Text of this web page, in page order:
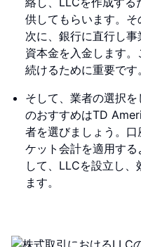
供してもらいます。そ
次に、銀行に直行し
資本金を入金します
続けるために重要です。
そして、業者の選択
のおすすめはTD
者を選びましょう。
ケット会計を適用す
して、LLCを設立し
ます。